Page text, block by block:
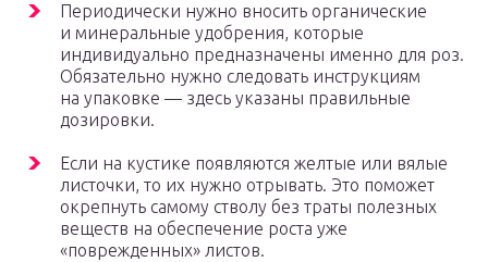
Периодически нужно вносить органические
и минеральные удобрения, которые
индивидуально предназначены именно для роз.
Обязательно нужно следовать инструкциям
на упаковке — здесь указаны правильные
дозировки.
Если на кустике появляются желтые или вялые
листочки, то их нужно отрывать. Это поможет
окрепнуть самому стволу без траты полезных
веществ на обеспечение роста уже
«поврежденных» листов.